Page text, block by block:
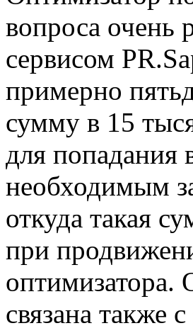
вопроса очень
сервисом
примерно
сумму в 15
для
необходимым
откуда такая
при
оптимизатора.
связана также